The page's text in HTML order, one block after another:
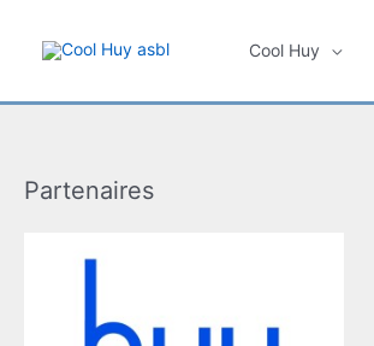
contenu
Cool Huy
Partenaires